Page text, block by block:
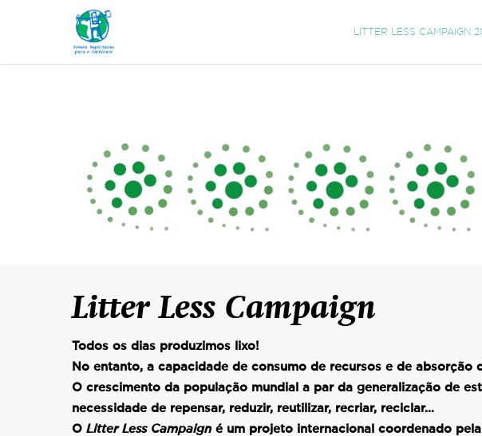
LITTER LESS CAMPAIGN
Litter Less Campaign
Todos os dias produzimos lixo!
No entanto, a capacidade de consumo de recursos e de
O crescimento da população mundial a par da generalização de
necessidade de repensar, reduzir, reutilizar, recriar, reciclar…
O Litter Less Campaigné um projeto internacional coordenado pela